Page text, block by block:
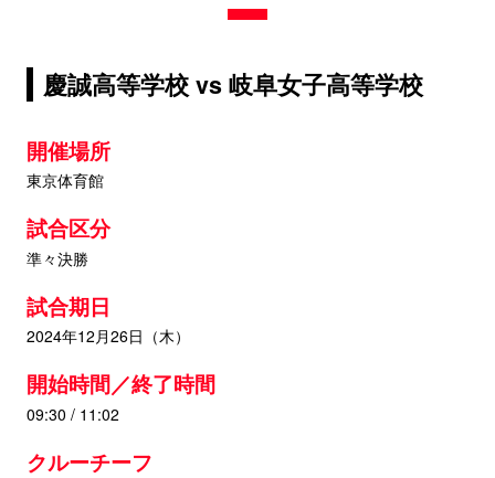
慶誠高等学校 vs 岐阜女子高等学校
開催場所
東京体育館
試合区分
準々決勝
試合期日
2024年12月26日（木）
開始時間／終了時間
09:30 / 11:02
クルーチーフ